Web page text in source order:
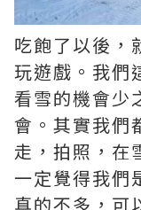
吃飽了以後，
玩遊戲。我們
看雪的機會少
會。其實我們
走，拍照，在
一定覺得我們
真的不多，可